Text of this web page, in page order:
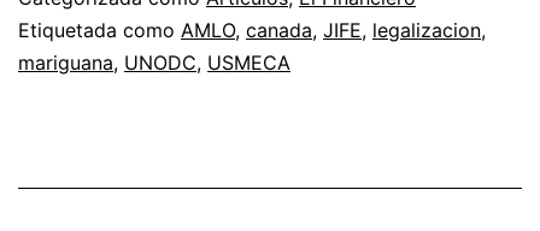
Etiquetada como AMLO, canada, JIFE, legalizacion,
mariguana, UNODC, USMECA